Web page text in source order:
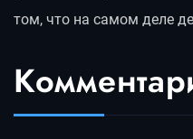
том, что на самом деле